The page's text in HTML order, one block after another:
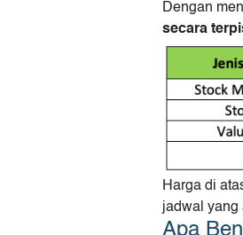
Dengan
secara
Harga di
jadwal yang
Apa